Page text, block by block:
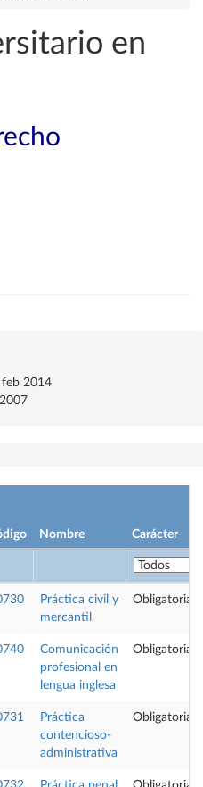
en
feb 2014
Nombre Carácter
Práctica civil y
mercantil
Obligatoria
Comunicación
profesional en
lengua inglesa
Obligatoria
Práctica
contencioso-
administrativa
Obligatoria